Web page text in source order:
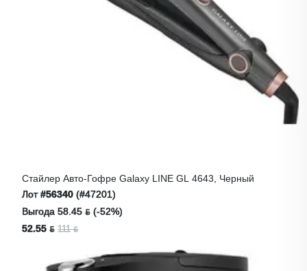
Стайлер Авто-Гофре Galaxy LINE GL 4643, Черный
Лот#56340 (#47201)
Выгода 58.45 ƃ (-52%)
52.55 ƃ 111 ƃ